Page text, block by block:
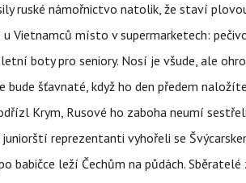
ruské námořnictvo natolik, že staví
Vietnamců místo v supermarketech:
boty pro seniory. Nosí je všude, ale
bude šťavnaté, když ho den předem
Krym, Rusové ho zaboha neumí
juniorští reprezentanti vyhořeli se
babičce leží Čechům na půdách.